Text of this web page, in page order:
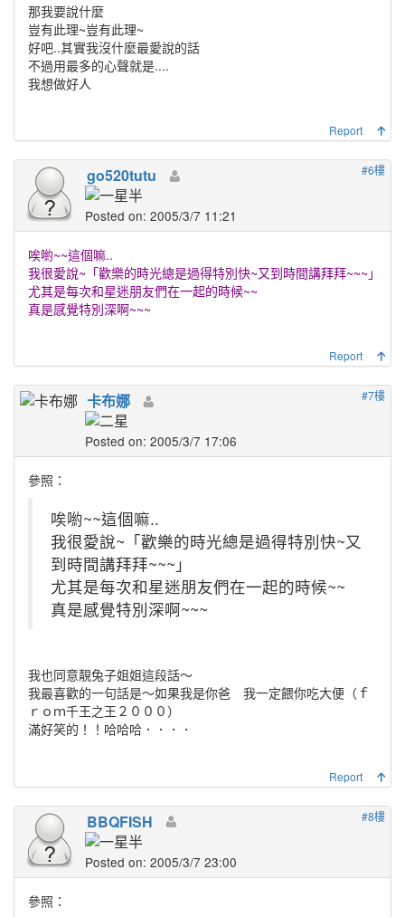
那我要說什麼
豈有此理~豈有此理~
好吧..其實我沒什麼最愛說的話
不過用最多的心聲就是....
我想做好人
Report
#6樓
go520tutu
Posted on: 2005/3/7 11:21
唉喲~~這個嘛..
我很愛說~「歡樂的時光總是過得特別快~又到時間講拜拜~~~」
尤其是每次和星迷朋友們在一起的時候~~
真是感覺特別深啊~~~
Report
#7樓
卡布娜
Posted on: 2005/3/7 17:06
參照：
唉喲~~這個嘛..
我很愛說~「歡樂的時光總是過得特別快~又
到時間講拜拜~~~」
尤其是每次和星迷朋友們在一起的時候~~
真是感覺特別深啊~~~
我也同意靚兔子姐姐這段話～
我最喜歡的一句話是～如果我是你爸 我一定餵你吃大便（ｆ
ｒｏｍ千王之王２０００）
滿好笑的！！哈哈哈．．．．
Report
#8樓
BBQFISH
Posted on: 2005/3/7 23:00
參照：